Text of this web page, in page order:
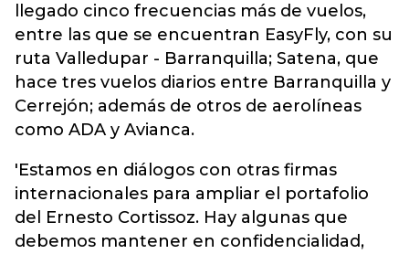
llegado cinco frecuencias más de vuelos,
entre las que se encuentran EasyFly, con su
ruta Valledupar - Barranquilla; Satena, que
hace tres vuelos diarios entre Barranquilla y
Cerrejón; además de otros de aerolíneas
como ADA y Avianca.
'Estamos en diálogos con otras firmas
internacionales para ampliar el portafolio
del Ernesto Cortissoz. Hay algunas que
debemos mantener en confidencialidad,